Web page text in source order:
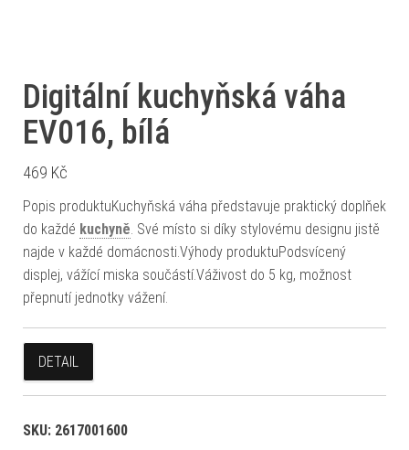
Digitální kuchyňská váha
EV016, bílá
469 Kč
Popis produktuKuchyňská váha představuje praktický doplňek
do každé kuchyně. Své místo si díky stylovému designu jistě
najde v každé domácnosti.Výhody produktuPodsvícený
displej, vážící miska součástí.Váživost do 5 kg, možnost
přepnutí jednotky vážení.
DETAIL
SKU: 2617001600